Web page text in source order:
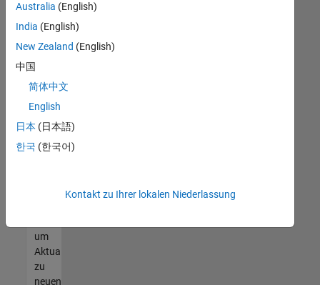
keine
offenen
Stellen
können,
die
Ihren
entsprechen,
werden
unseres
um
Aktualisierungen
zu
neuen
Australia (English)
India (English)
New Zealand (English)
中国
简体中文
English
日本 (日本語)
한국 (한국어)
Kontakt zu Ihrer lokalen Niederlassung